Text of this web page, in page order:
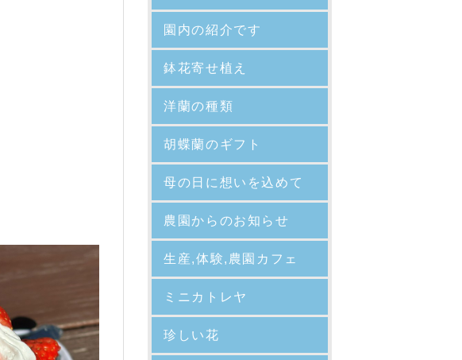
園内の紹介です
鉢花寄せ植え
洋蘭の種類
胡蝶蘭のギフト
母の日に想いを込めて
農園からのお知らせ
生産,体験,農園カフェ
ミニカトレヤ
珍しい花